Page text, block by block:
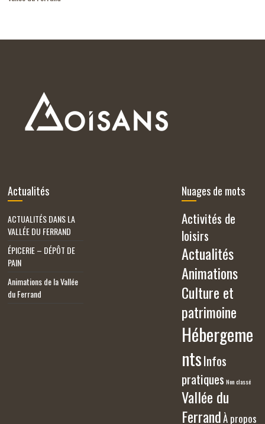
Actualités
ACTUALITÉS DANS LA
VALLÉE DU FERRAND
ÉPICERIE – DÉPÔT DE
PAIN
Animations de la Vallée
du Ferrand
Nuages de mots
Activités de
loisirs
Actualités
Animations
Culture et
patrimoine
Hébergeme
ntsInfos
pratiques Non classé
Vallée du
FerrandÀ propos